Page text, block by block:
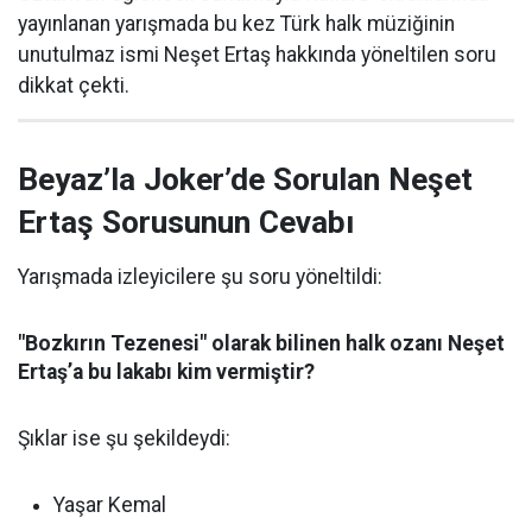
yayınlanan yarışmada bu kez Türk halk müziğinin
unutulmaz ismi Neşet Ertaş hakkında yöneltilen soru
dikkat çekti.
Beyaz’la Joker’de Sorulan Neşet
Ertaş Sorusunun Cevabı
Yarışmada izleyicilere şu soru yöneltildi:
"Bozkırın Tezenesi" olarak bilinen halk ozanı Neşet
Ertaş’a bu lakabı kim vermiştir?
Şıklar ise şu şekildeydi:
Yaşar Kemal